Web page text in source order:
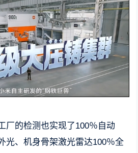
厂的检测也实现了100％自动
光、机身骨架激光雷达100％全